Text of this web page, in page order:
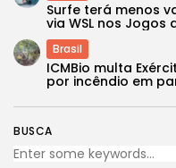
BUSCA
Surfe terá menos
via WSL nos Jogos
Brasil
ICMBio multa
por incêndio em